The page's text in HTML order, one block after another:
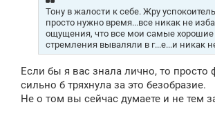
и
е
Тону в жалости к себе. Жру
просто нужно время...все никак не
ощущения, что все мои самые хорошие
стремления вываляли в г...е...и никак
Если бы я вас знала лично, то просто
сильно б тряхнула за это безобразие.
Не о том вы сейчас думаете и не тем